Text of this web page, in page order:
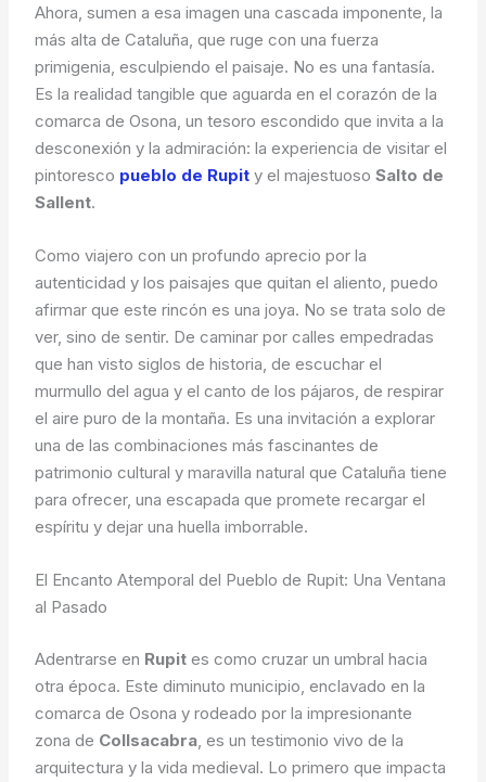
Ahora, sumen a esa imagen una cascada imponente, la
más alta de Cataluña, que ruge con una fuerza
primigenia, esculpiendo el paisaje. No es una fantasía.
Es la realidad tangible que aguarda en el corazón de la
comarca de Osona, un tesoro escondido que invita a la
desconexión y la admiración: la experiencia de visitar el
pintoresco pueblo de Rupit y el majestuosoSalto de
Sallent.
Como viajero con un profundo aprecio por la
autenticidad y los paisajes que quitan el aliento, puedo
afirmar que este rincón es una joya. No se trata solo de
ver, sino de sentir. De caminar por calles empedradas
que han visto siglos de historia, de escuchar el
murmullo del agua y el canto de los pájaros, de respirar
el aire puro de la montaña. Es una invitación a explorar
una de las combinaciones más fascinantes de
patrimonio cultural y maravilla natural que Cataluña tiene
para ofrecer, una escapada que promete recargar el
espíritu y dejar una huella imborrable.
El Encanto Atemporal del Pueblo de Rupit: Una Ventana
al Pasado
Adentrarse en Rupit es como cruzar un umbral hacia
otra época. Este diminuto municipio, enclavado en la
comarca de Osona y rodeado por la impresionante
zona de Collsacabra, es un testimonio vivo de la
arquitectura y la vida medieval. Lo primero que impacta